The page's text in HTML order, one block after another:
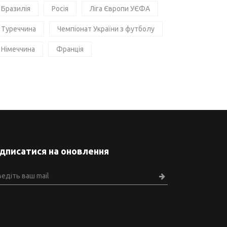
Бразилія Росія Ліга Європи УЄФА
Туреччина Чемпіонат України з футболу
Німеччина Франція
на оновлення